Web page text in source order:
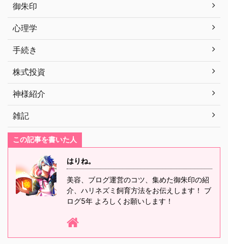
御朱印
心理学
手続き
株式投資
神様紹介
雑記
この記事を書いた人
はりね。
美容、ブログ運営のコツ、集めた御朱印の紹
介、ハリネズミ飼育方法をお伝えします！ ブ
ログ5年 よろしくお願いします！